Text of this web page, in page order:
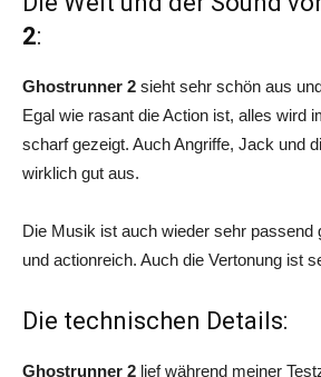
2:
Ghostrunner 2 sieht sehr schön aus
Egal wie rasant die Action ist, alles wird
scharf gezeigt. Auch Angriffe, Jack und
wirklich gut aus.
Die Musik ist auch wieder sehr passend
und actionreich. Auch die Vertonung ist
Die technischen Details:
Ghostrunner 2 lief während meiner